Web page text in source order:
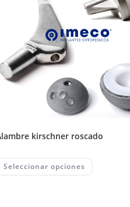
alambre kirschner roscado
Seleccionar opciones This